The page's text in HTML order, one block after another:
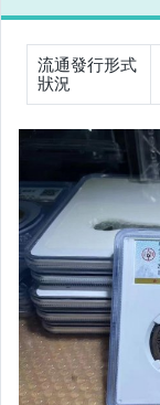
相機、攝影與周邊
流通發行形式
狀況